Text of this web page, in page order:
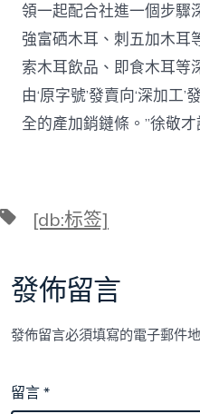
領一起配合社進一個步驟
強富硒木耳、刺五加木耳
索木耳飲品、即食木耳等
由‘原字號’發賣向‘深加工
全的產加銷鏈條。”徐敬才
標 [db:标签]
發佈留言
發佈留言必須填寫的電子郵件
留言*